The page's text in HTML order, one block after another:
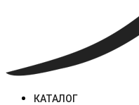
КАТАЛОГ